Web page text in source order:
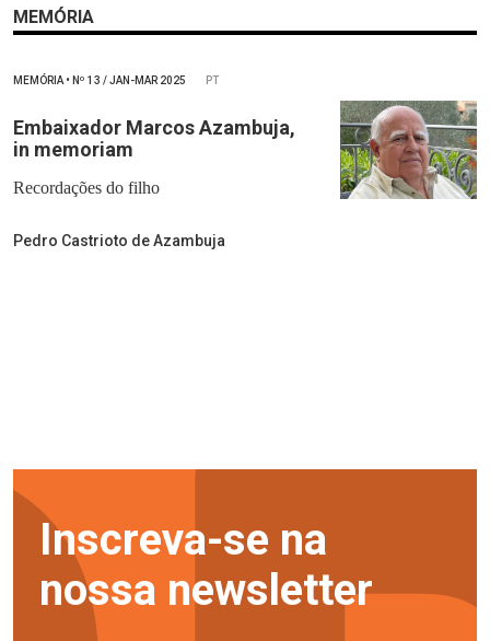
MEMÓRIA
MEMÓRIA• Nº 13 / JAN-MAR 2025 PT
Embaixador Marcos Azambuja,
in memoriam
Recordações do filho
Pedro Castrioto de Azambuja
Inscreva-se na
nossa newsletter